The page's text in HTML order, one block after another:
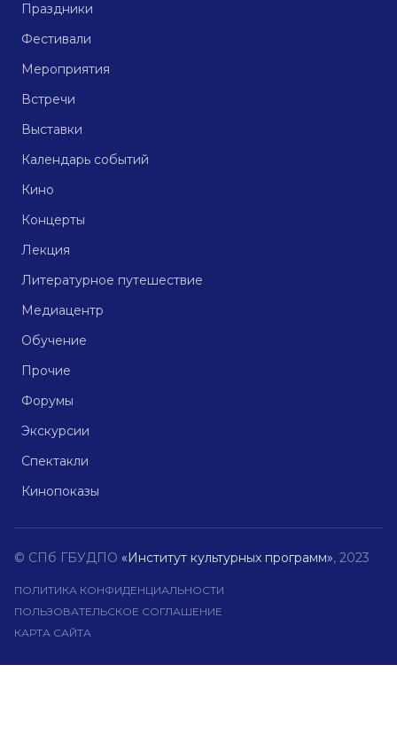
Праздники
Фестивали
Мероприятия
Встречи
Выставки
Календарь событий
Кино
Концерты
Лекция
Литературное путешествие
Медиацентр
Обучение
Прочие
Форумы
Экскурсии
Спектакли
Кинопоказы
© СПб ГБУДПО «Институт культурных программ», 2023
ПОЛИТИКА КОНФИДЕНЦИАЛЬНОСТИ
ПОЛЬЗОВАТЕЛЬСКОЕ СОГЛАШЕНИЕ
КАРТА САЙТА